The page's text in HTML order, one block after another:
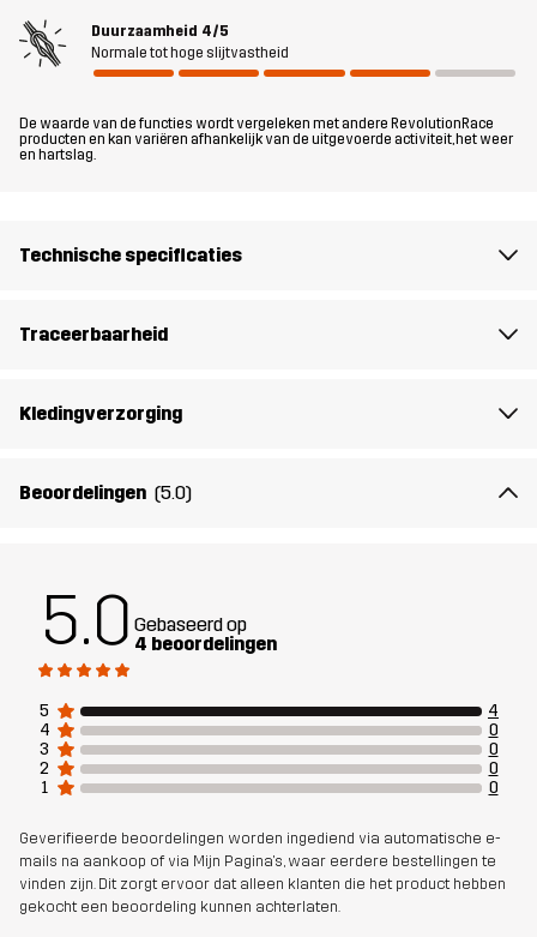
Het model is 186 cm en draagt L
Pasvorm SLIM
Gewicht 173g in maat Medium
voor
Artikelnummer 14335_2001
Duurzaamheid 4/5
Normale tot hoge slijtvastheid
De waarde van de functies wordt vergeleken met andere RevolutionRace
producten en kan variëren afhankelijk van de uitgevoerde activiteit, het weer
en hartslag.
Technische specificaties
Traceerbaarheid
Kledingverzorging
Beoordelingen (5.0)
5.0 Gebaseerd op
4 beoordelingen
5
4
4
0
3
0
2
0
1
0
Geverifieerde beoordelingen worden ingediend via automatische e-
mails na aankoop of via Mijn Pagina's, waar eerdere bestellingen te
vinden zijn. Dit zorgt ervoor dat alleen klanten die het product hebben
gekocht een beoordeling kunnen achterlaten.